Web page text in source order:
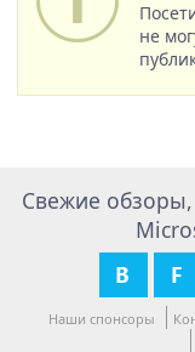
не
Свежие
Наши спонсоры